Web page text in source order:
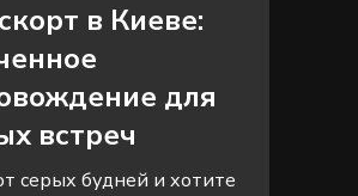
в Киеве:
для
встреч
серых будней и хотите